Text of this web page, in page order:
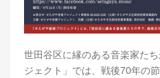
世田谷区に縁のある音楽家た
ジェクト」では、戦後70年の